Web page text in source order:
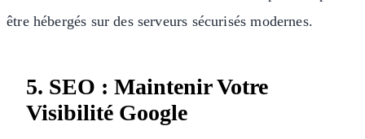
être hébergés sur des serveurs sécurisés modernes.
5. SEO : Maintenir Votre
Visibilité Google